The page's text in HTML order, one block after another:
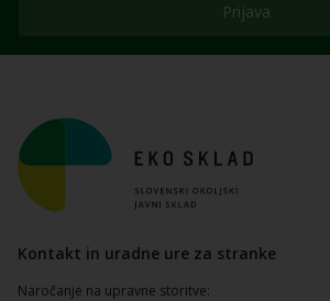
Prijava
Kontakt in uradne ure za stranke
Naročanje na upravne storitve: